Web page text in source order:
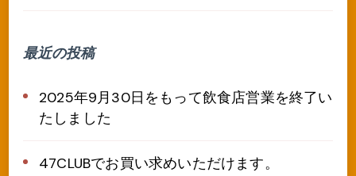
最近の投稿
2025年9月30日をもって飲食店営業を終了い
たしました
47CLUBでお買い求めいただけます。